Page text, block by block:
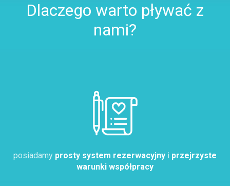
Dlaczego warto pływać z
nami?
posiadamy prosty system rezerwacyjny i przejrzyste
warunki współpracy